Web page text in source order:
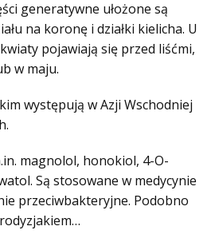
generatywne ułożone są
na koronę i działki kielicha. U
pojawiają się przed liśćmi,
w maju.
występują w Azji Wschodniej
magnolol, honokiol, 4-O-
Są stosowane w medycynie
przeciwbakteryjne. Podobno